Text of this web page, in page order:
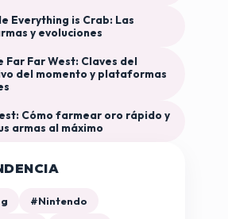
Everything is Crab: Las
y evoluciones
Far Far West: Claves del
del momento y plataformas
Cómo farmear oro rápido y
armas al máximo
#Nintendo